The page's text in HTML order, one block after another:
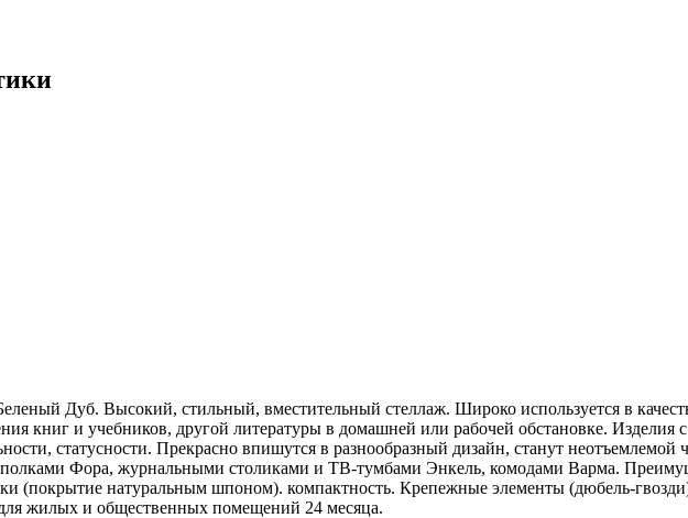
Дуб. Высокий, стильный, вместительный стеллаж. Широко используется в
книг и учебников, другой литературы в домашней или рабочей обстановке.
статусности. Прекрасно впишутся в разнообразный дизайн, станут
полками Фора, журнальными столиками и ТВ-тумбами Энкель, комодами Варма.
(покрытие натуральным шпоном). компактность. Крепежные элементы (дюбель-
жилых и общественных помещений 24 месяца.